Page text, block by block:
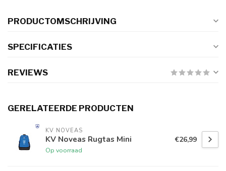
PRODUCTOMSCHRIJVING
SPECIFICATIES
REVIEWS
GERELATEERDE PRODUCTEN
KV NOVEAS
KV Noveas Rugtas Mini
Op voorraad
€26,99